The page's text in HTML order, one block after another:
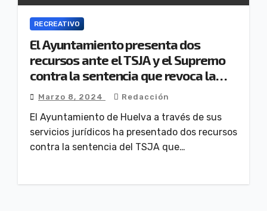
RECREATIVO
El Ayuntamiento presenta dos
recursos ante el TSJA y el Supremo
contra la sentencia que revoca la
expropiación del Recre
Marzo 8, 2024 Redacción
El Ayuntamiento de Huelva a través de sus
servicios jurídicos ha presentado dos recursos
contra la sentencia del TSJA que…